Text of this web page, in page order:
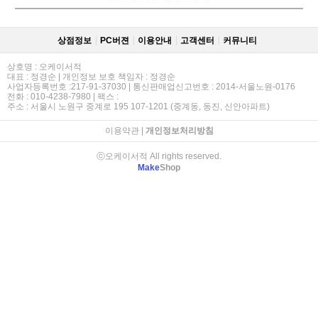
상점정보 PC버젼 이용안내 고객센터 커뮤니티
상호명 : 오케이서적
대표 : 정경순 | 개인정보 보호 책임자 : 정경순
사업자등록번호 :217-91-37030 | 통신판매업신고번호 : 2014-서울노원-0176
전화 : 010-4238-7980 | 팩스 :
주소 : 서울시 노원구 중계로 195 107-1201 (중계동, 동진, 신안아파트)
이용약관| 개인정보처리방침
ⓒ오케이서적 All rights reserved.
MakeShop